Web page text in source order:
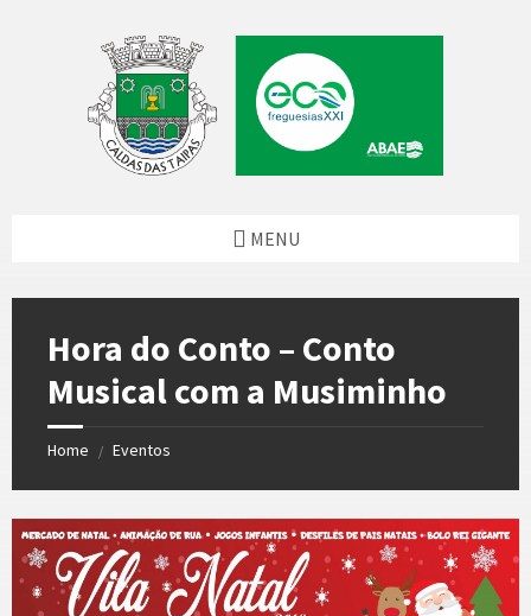
MENU
Hora do Conto – Conto
Musical com a Musiminho
Home / Eventos